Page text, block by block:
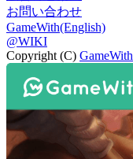
お問い合わせ
GameWith(English)
@WIKI
Copyright (C) GameWith